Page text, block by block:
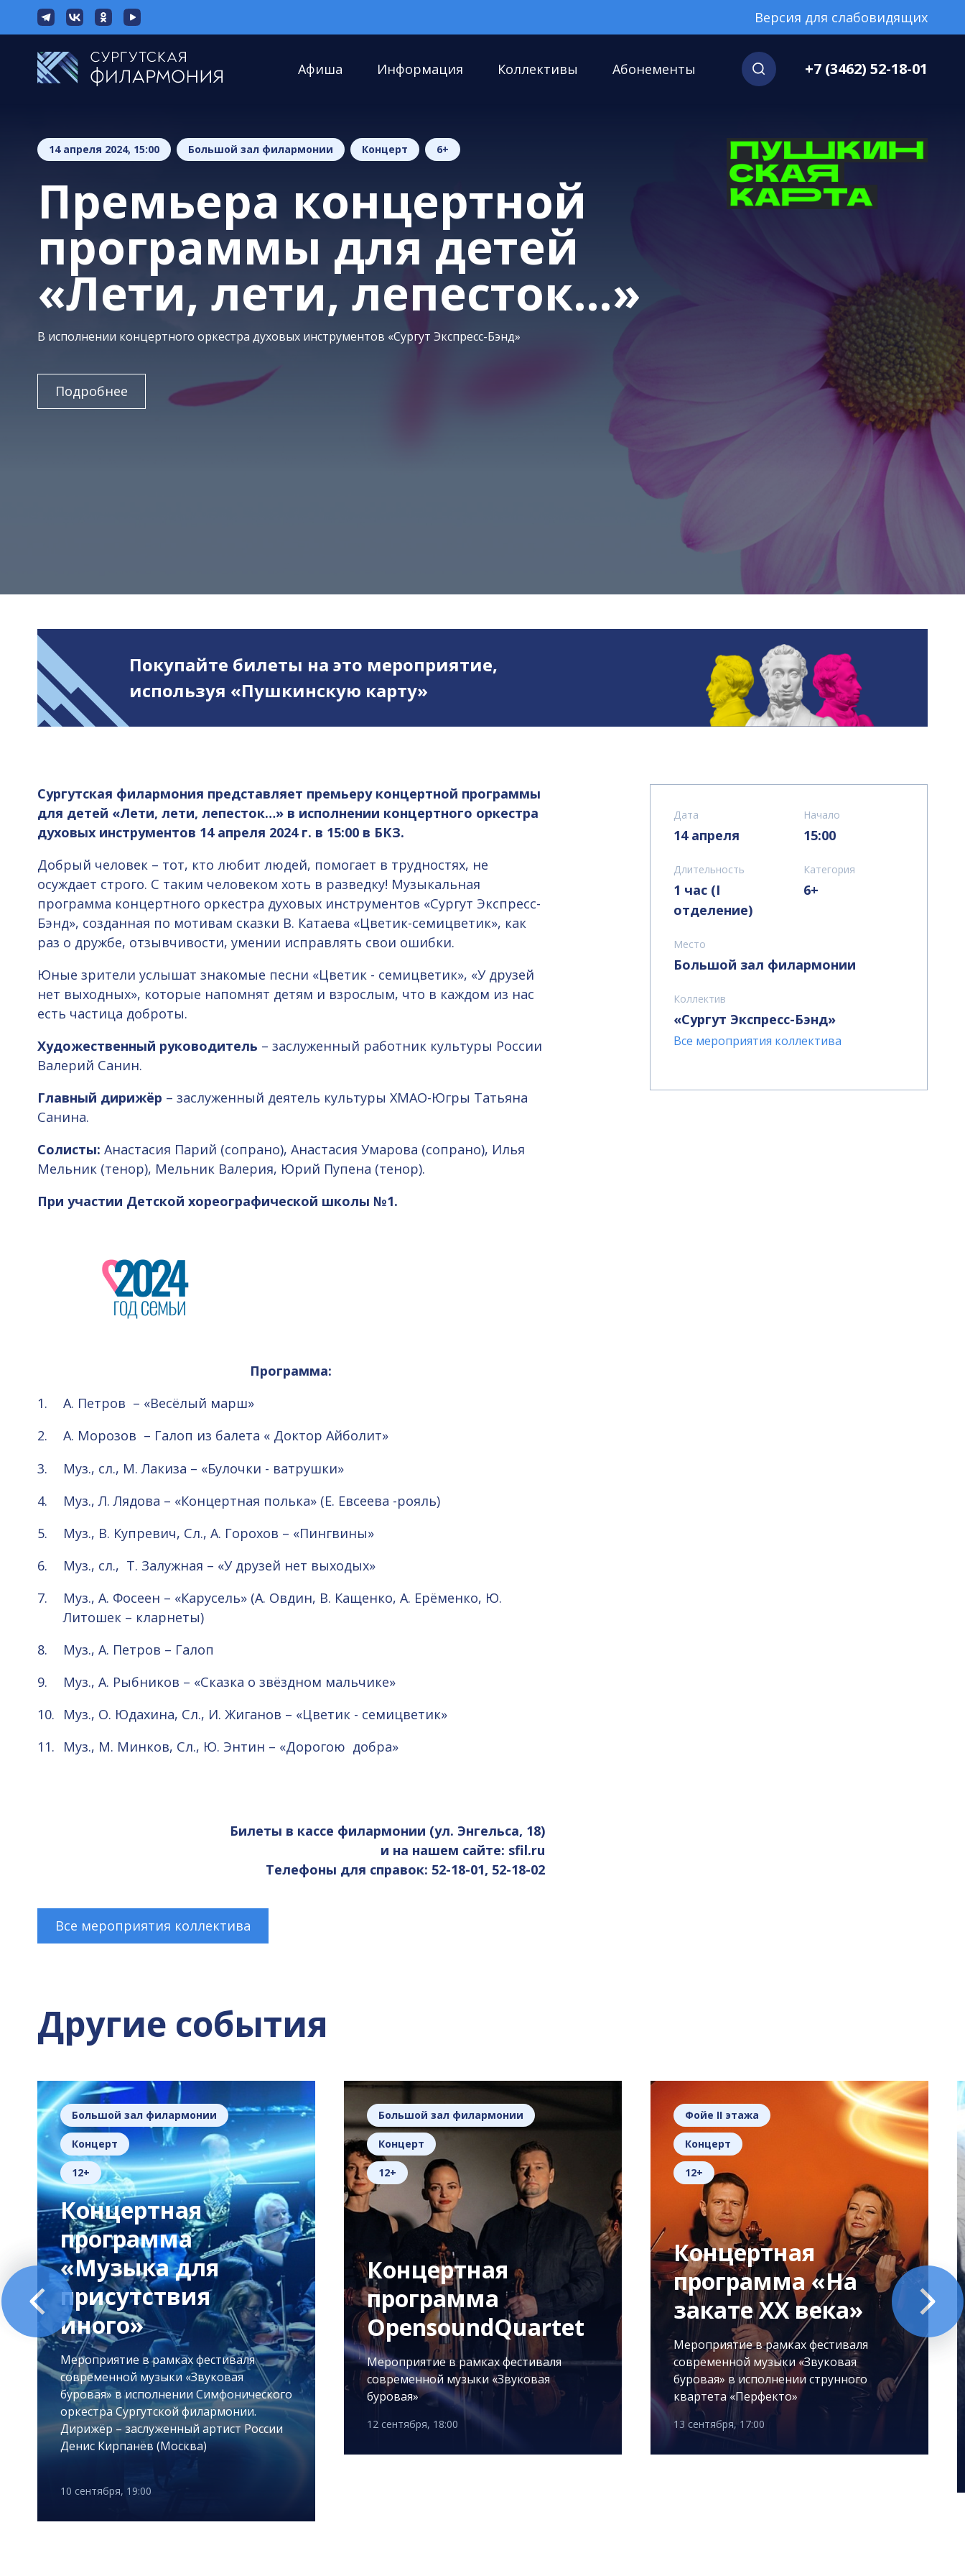
Версия для слабовидящих
Афиша Информация Коллективы Абонементы +7 (3462) 52-18-01
14 апреля 2024, 15:00 Большой зал филармонии Концерт 6+
Премьера концертной
программы для детей
«Лети, лети, лепесток…»
В исполнении концертного оркестра духовых инструментов «Сургут Экспресс-Бэнд»
Подробнее
Покупайте билеты на это мероприятие,
используя «Пушкинскую карту»
Сургутская филармония представляет премьеру концертной программы
для детей «Лети, лети, лепесток…» в исполнении концертного оркестра
духовых инструментов 14 апреля 2024 г. в 15:00 в БКЗ.
Добрый человек – тот, кто любит людей, помогает в трудностях, не
осуждает строго. С таким человеком хоть в разведку! Музыкальная
программа концертного оркестра духовых инструментов «Сургут Экспресс-
Бэнд», созданная по мотивам сказки В. Катаева «Цветик-семицветик», как
раз о дружбе, отзывчивости, умении исправлять свои ошибки.
Юные зрители услышат знакомые песни «Цветик - семицветик», «У друзей
нет выходных», которые напомнят детям и взрослым, что в каждом из нас
есть частица доброты.
Художественный руководитель – заслуженный работник культуры России
Валерий Санин.
Главный дирижёр – заслуженный деятель культуры ХМАО-Югры Татьяна
Санина.
Солисты: Анастасия Парий (сопрано), Анастасия Умарова (сопрано), Илья
Мельник (тенор), Мельник Валерия, Юрий Пупена (тенор).
При участии Детской хореографической школы №1.
Программа:
А. Петров – «Весёлый марш»
А. Морозов – Галоп из балета « Доктор Айболит»
Муз., сл., М. Лакиза – «Булочки - ватрушки»
Муз., Л. Лядова – «Концертная полька» (Е. Евсеева -рояль)
Муз., В. Купревич, Сл., А. Горохов – «Пингвины»
Муз., сл., Т. Залужная – «У друзей нет выходых»
Муз., А. Фосеен – «Карусель» (А. Овдин, В. Кащенко,А. Ерёменко, Ю.
Литошек – кларнеты)
Муз., А. Петров – Галоп
Муз., А. Рыбников – «Сказка о звёздном мальчике»
Муз., О. Юдахина, Сл., И. Жиганов – «Цветик - семицветик»
Муз., М. Минков, Сл., Ю. Энтин – «Дорогою добра»
Билеты в кассе филармонии (ул. Энгельса, 18)
и на нашем сайте: sfil.ru
Телефоны для справок: 52-18-01, 52-18-02
Все мероприятия коллектива
Дата
14 апреля
Начало
15:00
Длительность
1 час (I
отделение)
Категория
6+
Место
Большой зал филармонии
Коллектив
«Сургут Экспресс-Бэнд»
Все мероприятия коллектива
Другие события
Большой зал филармонии
Концерт
12+
Концертная
программа
«Музыка для
присутствия
иного»
Мероприятие в рамках фестиваля
современной музыки «Звуковая
буровая» в исполнении Симфонического
оркестра Сургутской филармонии.
Дирижёр – заслуженный артист России
Денис Кирпанёв (Москва)
10 сентября, 19:00
Большой зал филармонии
Концерт
12+
Концертная
программа
OpensoundQuartet
Мероприятие в рамках фестиваля
современной музыки «Звуковая
буровая»
12 сентября, 18:00
Фойе II этажа
Концерт
12+
Концертная
программа «На
закате XX века»
Мероприятие в рамках фестиваля
современной музыки «Звуковая
буровая» в исполнении струнного
квартета «Перфекто»
13 сентября, 17:00